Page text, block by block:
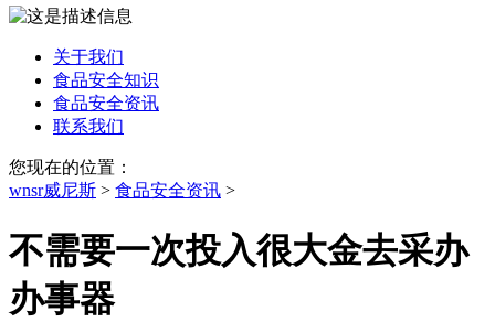
关于我们
食品安全知识
食品安全资讯
联系我们
您现在的位置：
wnsr威尼斯 > 食品安全资讯 >
不需要一次投入很大金去采办
办事器